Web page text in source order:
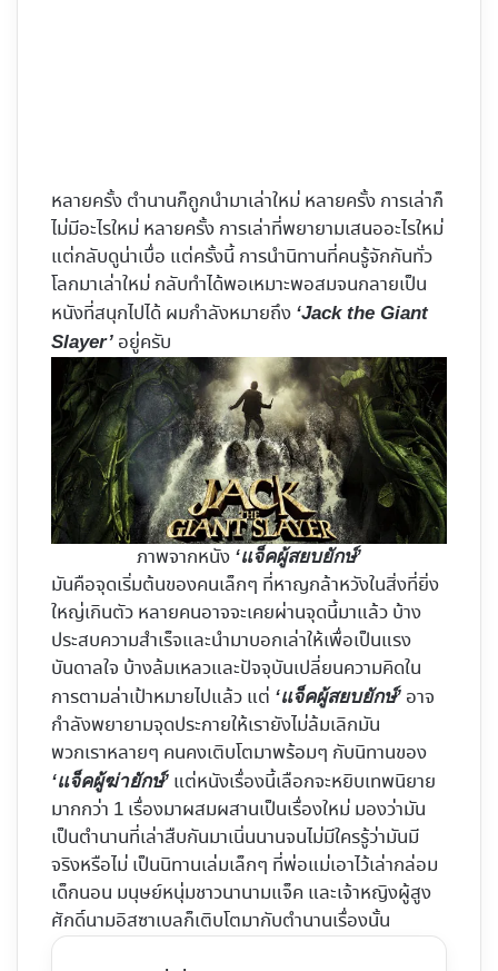
หลายครั้ง ตำนานก็ถูกนำมาเล่าใหม่ หลายครั้ง การเล่าก็
ไม่มีอะไรใหม่ หลายครั้ง การเล่าที่พยายามเสนออะไรใหม่
แต่กลับดูน่าเบื่อ แต่ครั้งนี้ การนำนิทานที่คนรู้จักกันทั่ว
โลกมาเล่าใหม่ กลับทำได้พอเหมาะพอสมจนกลายเป็น
หนังที่สนุกไปได้ ผมกำลังหมายถึง ‘Jack the Giant
Slayer’ อยู่ครับ
ภาพจากหนัง ‘แจ็คผู้สยบยักษ์’
มันคือจุดเริ่มต้นของคนเล็กๆ ที่หาญกล้าหวังในสิ่งที่ยิ่ง
ใหญ่เกินตัว หลายคนอาจจะเคยผ่านจุดนี้มาแล้ว บ้าง
ประสบความสำเร็จและนำมาบอกเล่าให้เพื่อเป็นแรง
บันดาลใจ บ้างล้มเหลวและปัจจุบันเปลี่ยนความคิดใน
การตามล่าเป้าหมายไปแล้ว แต่ ‘แจ็คผู้สยบยักษ์’ อาจ
กำลังพยายามจุดประกายให้เรายังไม่ล้มเลิกมัน
พวกเราหลายๆ คนคงเติบโตมาพร้อมๆ กับนิทานของ
‘แจ็คผู้ฆ่ายักษ์’ แต่หนังเรื่องนี้เลือกจะหยิบเทพนิยาย
มากกว่า 1 เรื่องมาผสมผสานเป็นเรื่องใหม่ มองว่ามัน
เป็นตำนานที่เล่าสืบกันมาเนิ่นนานจนไม่มีใครรู้ว่ามันมี
จริงหรือไม่ เป็นนิทานเล่มเล็กๆ ที่พ่อแม่เอาไว้เล่ากล่อม
เด็กนอน มนุษย์หนุ่มชาวนานามแจ็ค และเจ้าหญิงผู้สูง
ศักดิ์นามอิสซาเบลก็เติบโตมากับตำนานเรื่องนั้น